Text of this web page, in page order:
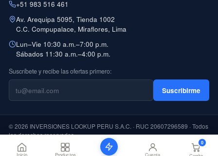
Inicio Productos Cuenta
0
+51 983 516 461
Av. Arequipa 5095, Tienda 1002
C.C. Compupalace, Miraflores, Lima
Lun–Vie 10:30 a.m.–7:00 p.m.
Sábados 11:30 a.m.–4:00 p.m.
Suscríbete y recibe las ofertas primero:
Suscribirme
© 2026 INVERSIONES LOOKUP PERU S.A.C. · RUC 20607296589 · Todos
los derechos reservados
PAGO CON YAPE DISPONIBLE